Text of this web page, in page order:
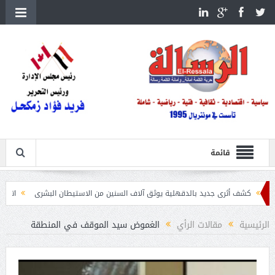
قائمة
جديد بالدقهلية يوثق آلاف السنين من الاستيطان البشرى اتحاد الكرة يطلب استضافة أمم
الرئيسية مقالات الرأي الغموض سيد الموقف في المنطقة